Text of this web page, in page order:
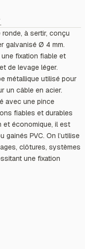
ronde, à sertir, conçu
galvanisé Ø 4 mm.
fixation fiable et
de levage léger.
métallique utilisé pour
un câble en acier.
avec une pince
fiables et durables
et économique, il est
PVC. On l’utilise
clôtures, systèmes
une fixation